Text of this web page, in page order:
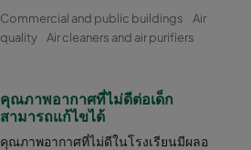
Commercial and public buildings
Air
quality
Air cleaners and air purifiers
คุณภาพอากาศที่ไม่ดีต่อเด็ก
สามารถแก้ไขได้
คุณภาพอากาศที่ไม่ดีในโรงเรียนมีผลอ